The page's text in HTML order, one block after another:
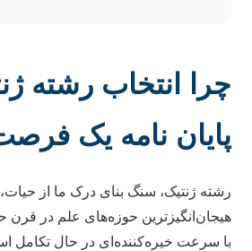
چرا انتخاب رشته
پایان نامه یک
رشته ژنتیک، سنگ بنای درک ما از حیات،
هیجان‌انگیزترین حوزه‌های علم در
با سرعت خیره‌کننده‌ای در حال تکامل